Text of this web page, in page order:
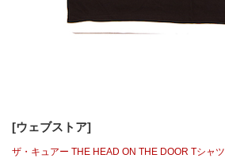
[ウェブストア]
ザ・キュアー THE HEAD ON THE DOOR Tシャツ